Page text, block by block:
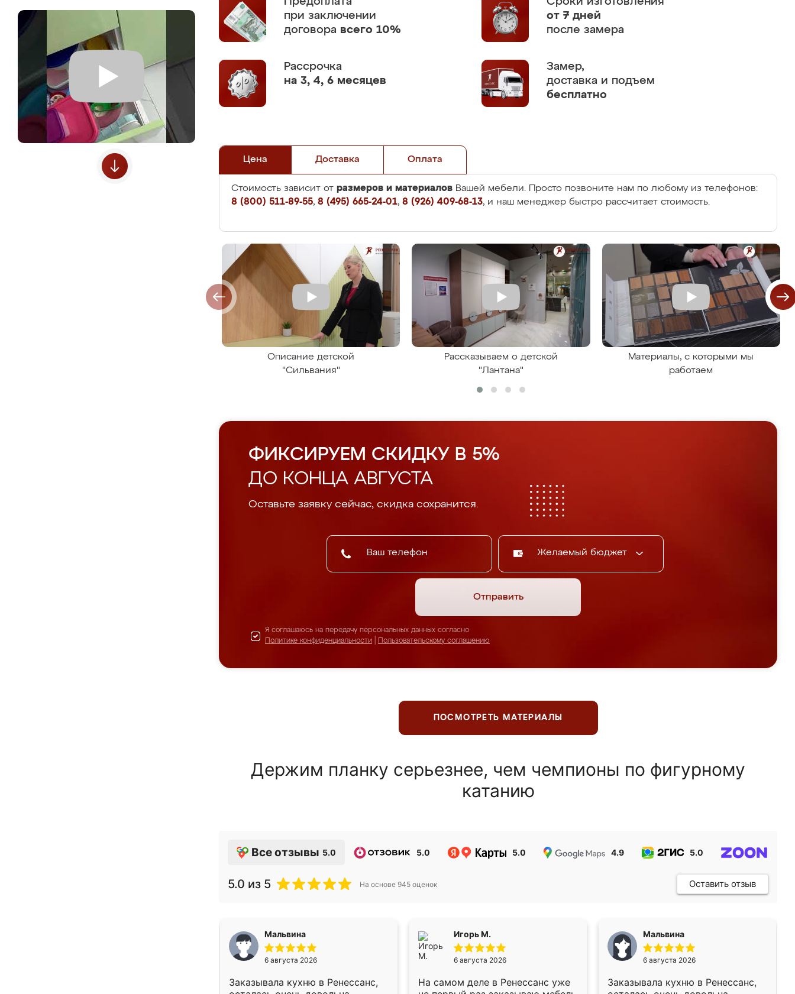
при заключении
договора всего 10%
от 7 дней
после замера
Рассрочка
на 3, 4, 6 месяцев
Замер,
доставка и подъем
бесплатно
Цена Доставка Оплата
Стоимость зависит от размеров и материалов Вашей мебели. Просто позвоните нам по любому из телефонов:
8 (800) 511-89-55, 8 (495) 665-24-01, 8 (926) 409-68-13, и наш менеджер быстро рассчитает стоимость.
Описание детской
"Сильвания"
Рассказываем о детской
"Лантана"
Материалы, с которыми мы
работаем
ФИКСИРУЕМ СКИДКУ В 5%
ДО КОНЦА АВГУСТА
Оставьте заявку сейчас, скидка сохранится.
Желаемый бюджет
Отправить
Я соглашаюсь на передачу персональных данных согласно
Политике конфиденциальности
Пользовательскому соглашению
ПОСМОТРЕТЬ МАТЕРИАЛЫ
Держим планку серьезнее, чем чемпионы по фигурному
катанию
Все отзывы 5.0 5.0 5.0 4.9 5.0
5.0 из 5 На основе 945 оценок Оставить отзыв
Мальвина
6 августа 2026
Заказывала кухню в Ренессанс,
Игорь М.
6 августа 2026
На самом деле в Ренессанс уже
Мальвина
6 августа 2026
Заказывала кухню в Ренессанс,